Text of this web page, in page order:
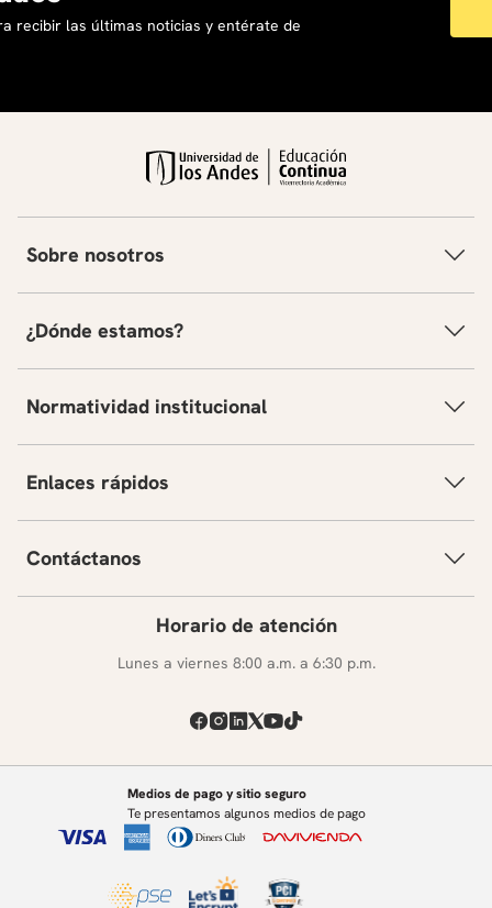
Competencias socio- e interculturales:
servicios relacionados con la industria alimenticia;
de comunicación usados en países
problemáticas medio ambientales; conocer sobre
eventos históricos de los países de habla alemana.
recibir las últimas noticias y entérate de
Sobre nosotros
¿Dónde estamos?
Normatividad institucional
Enlaces rápidos
Contáctanos
Horario de atención
Lunes a viernes 8:00 a.m. a 6:30 p.m.
Medios de pago y sitio seguro
Te presentamos algunos medios de pago